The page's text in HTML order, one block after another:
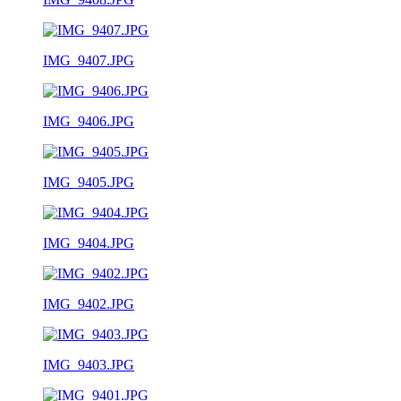
IMG_9407.JPG
IMG_9406.JPG
IMG_9405.JPG
IMG_9404.JPG
IMG_9402.JPG
IMG_9403.JPG